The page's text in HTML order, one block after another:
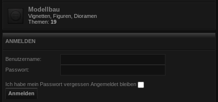
Modellbau
Vignetten, Figuren, Dioramen
Themen: 19
ANMELDEN
Benutzername:
Passwort:
Ich habe mein Passwort vergessen Angemeldet bleiben